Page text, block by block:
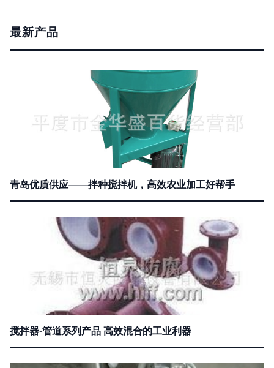
最新产品
青岛优质供应——拌种搅拌机，高效农业加工好帮手
搅拌器-管道系列产品 高效混合的工业利器